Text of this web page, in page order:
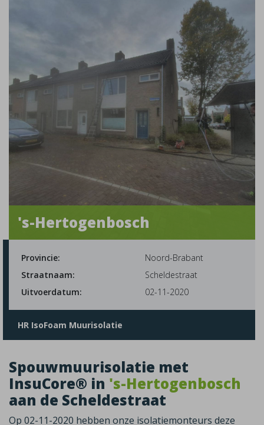
's-Hertogenbosch
Provincie:
Noord-Brabant
Straatnaam:
Scheldestraat
Uitvoerdatum:
02-11-2020
HR IsoFoam Muurisolatie
Spouwmuurisolatie met
InsuCore® in 's-Hertogenbosch
aan de Scheldestraat
Op 02-11-2020 hebben onze isolatiemonteurs deze